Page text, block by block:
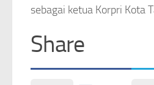
sebagai ketua Korpri Kota
Share